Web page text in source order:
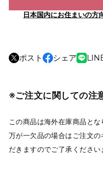
日本国内にお住まいの方
ポスト シェア
※ご注文に関しての注
この商品は海外在庫商品とな
万が一欠品の場合はご注文の
だきますのでご了承ください